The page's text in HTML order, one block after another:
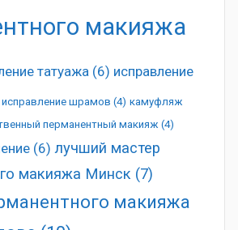
макияжа
татуажа (6) исправление
исправление шрамов (4) камуфляж
перманентный макияж (4)
(6) лучший мастер
макияжа Минск (7)
макияжа